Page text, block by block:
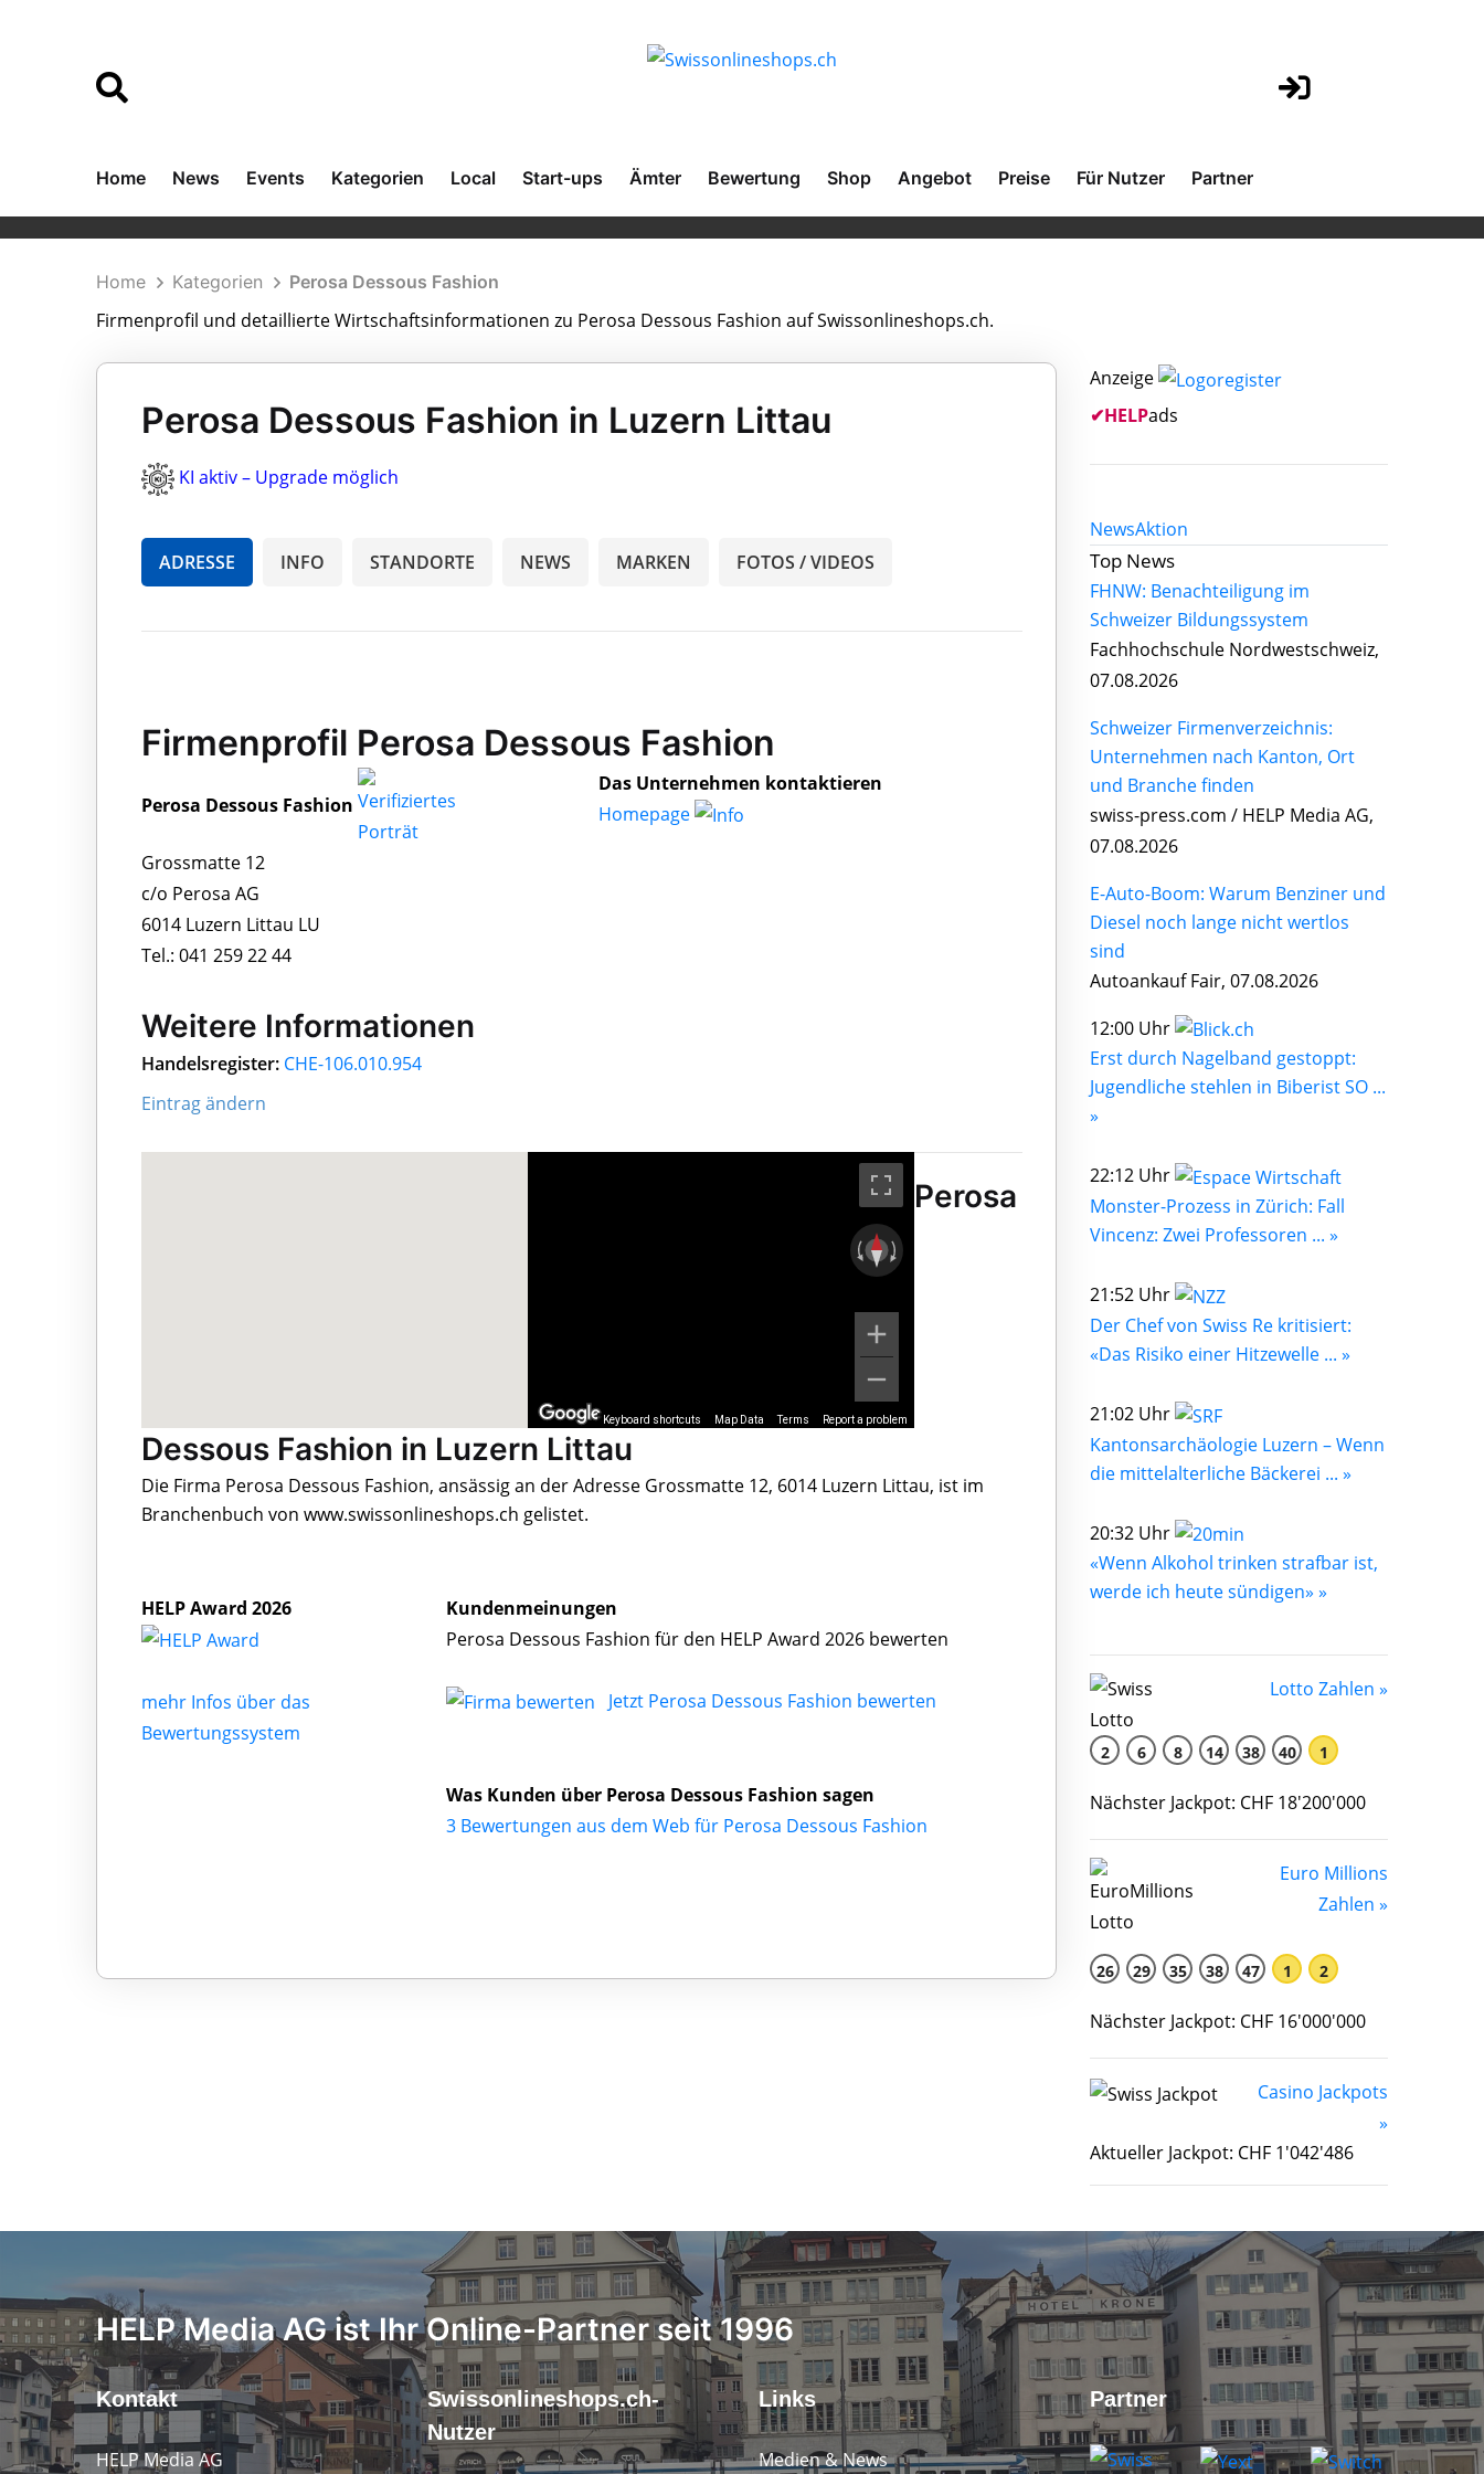
Home News Events Kategorien Local Start-ups Ämter Bewertung Shop Angebot Preise Für Nutzer Partner
Home Kategorien Perosa Dessous Fashion
Firmenprofil und detaillierte Wirtschaftsinformationen zu Perosa Dessous Fashion auf Swissonlineshops.ch.
Perosa Dessous Fashion in Luzern Littau
KI aktiv – Upgrade möglich
ADRESSE INFO STANDORTE NEWS MARKEN FOTOS / VIDEOS
Firmenprofil Perosa Dessous Fashion
Perosa Dessous Fashion
Grossmatte 12
c/o Perosa AG
6014 Luzern Littau LU
Tel.: 041 259 22 44
Das Unternehmen kontaktieren
Homepage
Weitere Informationen
Handelsregister: CHE-106.010.954
Eintrag ändern
Keyboard shortcuts Map Data Terms Report a problem
Perosa
Dessous Fashion in Luzern Littau
Die Firma Perosa Dessous Fashion, ansässig an der Adresse Grossmatte 12, 6014 Luzern Littau, ist im
Branchenbuch von www.swissonlineshops.ch gelistet.
HELP Award 2026
mehr Infos über das
Bewertungssystem
Kundenmeinungen
Perosa Dessous Fashion für den HELP Award 2026 bewerten
Jetzt Perosa Dessous Fashion bewerten
Was Kunden über Perosa Dessous Fashion sagen
3 Bewertungen aus dem Web für Perosa Dessous Fashion
Anzeige
✔HELPads
NewsAktion
Top News
FHNW: Benachteiligung im
Schweizer Bildungssystem
Fachhochschule Nordwestschweiz,
07.08.2026
Schweizer Firmenverzeichnis:
Unternehmen nach Kanton, Ort
und Branche finden
swiss-press.com / HELP Media AG,
07.08.2026
E-Auto-Boom: Warum Benziner und
Diesel noch lange nicht wertlos
sind
Autoankauf Fair, 07.08.2026
12:00 Uhr
Erst durch Nagelband gestoppt:
Jugendliche stehlen in Biberist SO ...
»
22:12 Uhr
Monster-Prozess in Zürich: Fall
Vincenz: Zwei Professoren ... »
21:52 Uhr
Der Chef von Swiss Re kritisiert:
«Das Risiko einer Hitzewelle ... »
21:02 Uhr
Kantonsarchäologie Luzern – Wenn
die mittelalterliche Bäckerei ... »
20:32 Uhr
«Wenn Alkohol trinken strafbar ist,
werde ich heute sündigen» »
Lotto Zahlen »
2 6 8 14 38 40 1
Nächster Jackpot: CHF 18'200'000
Euro Millions
Zahlen »
26 29 35 38 47 1 2
Nächster Jackpot: CHF 16'000'000
Casino Jackpots
»
Aktueller Jackpot: CHF 1'042'486
HELP Media AG ist Ihr Online-Partner seit 1996
Kontakt
HELP Media AG
Swissonlineshops.ch-
Nutzer
Links
Medien & News
Partner